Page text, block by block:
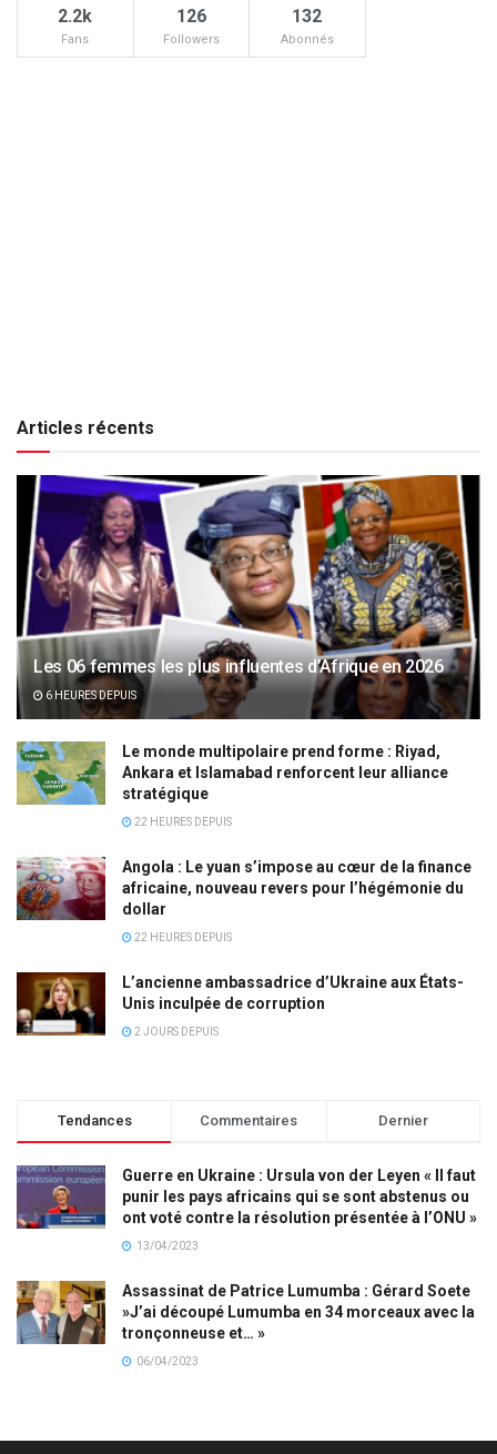
2.2k
Fans
126
Followers
132
Abonnés
Articles récents
Les 06 femmes les plus influentes d’Afrique en 2026
6 HEURES DEPUIS
Le monde multipolaire prend forme : Riyad,
Ankara et Islamabad renforcent leur alliance
stratégique
22 HEURES DEPUIS
Angola : Le yuan s’impose au cœur de la finance
africaine, nouveau revers pour l’hégémonie du
dollar
22 HEURES DEPUIS
L’ancienne ambassadrice d’Ukraine aux États-
Unis inculpée de corruption
2 JOURS DEPUIS
Tendances Commentaires Dernier
Guerre en Ukraine : Ursula von der Leyen « Il faut
punir les pays africains qui se sont abstenus ou
ont voté contre la résolution présentée à l’ONU »
13/04/2023
Assassinat de Patrice Lumumba : Gérard Soete
»J’ai découpé Lumumba en 34 morceaux avec la
tronçonneuse et… »
06/04/2023